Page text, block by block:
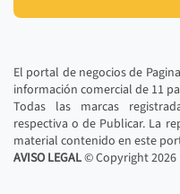
El portal de negocios de
información comercial de 11
Todas las marcas
respectiva o de Publicar. La
material contenido en este
AVISO LEGAL© Copyright2026